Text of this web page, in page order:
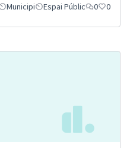
Municipi Espai Públic 0 0